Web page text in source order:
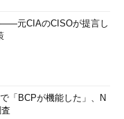
元CIAのCISOが提言し
「BCPが機能した」、N